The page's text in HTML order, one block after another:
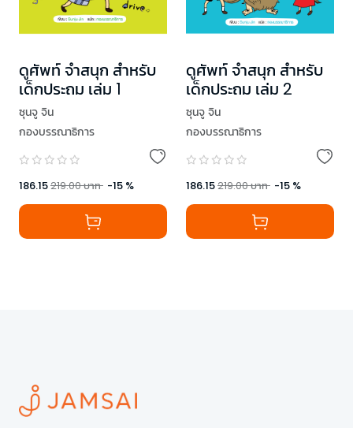
ดูศัพท์ จำสนุก สำหรับ
เด็กประถม เล่ม 1
ซุนจู จิน
กองบรรณาธิการ
186.15219.00บาท -15 %
ดูศัพท์ จำสนุก สำหรับ
เด็กประถม เล่ม 2
ซุนจู จิน
กองบรรณาธิการ
186.15219.00บาท -15 %